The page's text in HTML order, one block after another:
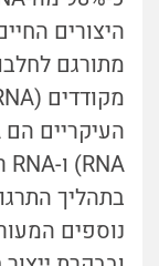
היצורים
נוספים